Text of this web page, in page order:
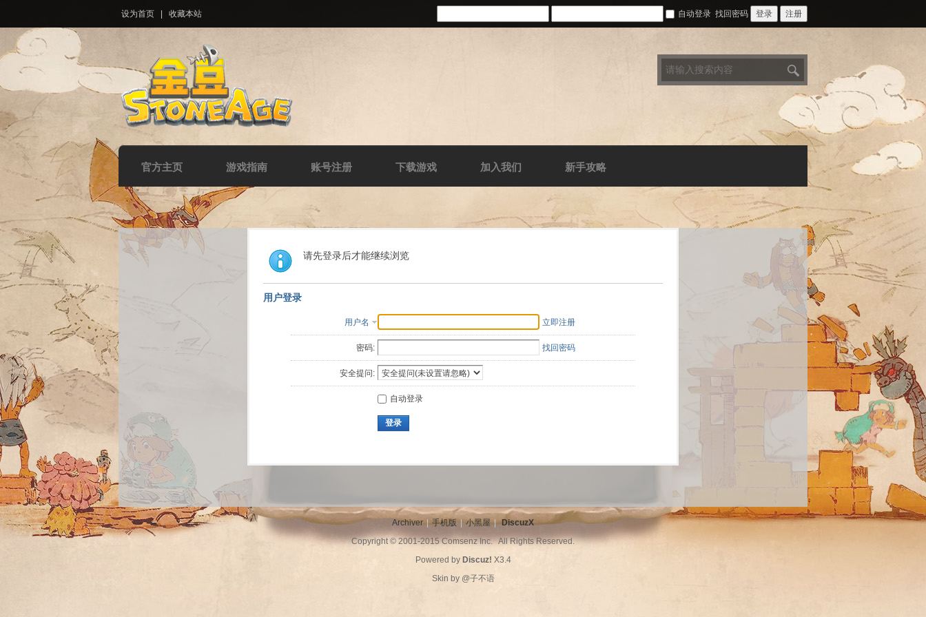
设为首页 收藏本站 自动登录 找回密码 登录 注册
官方主页 游戏指南 账号注册 下载游戏 加入我们 新手攻略
请先登录后才能继续浏览
用户登录
用户名 立即注册
密码: 找回密码
安全提问:
自动登录
登录
Archiver | 手机版 | 小黑屋 | DiscuzX
Copyright © 2001-2015Comsenz Inc.All Rights Reserved.
Powered by Discuz! X3.4
Skin by @子不语